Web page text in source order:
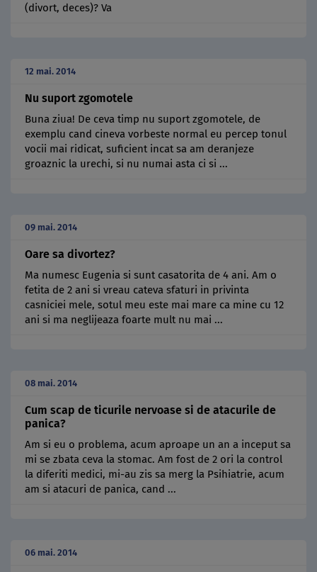
(divort, deces)? Va
12 mai. 2014
Nu suport zgomotele
Buna ziua! De ceva timp nu suport zgomotele, de
exemplu cand cineva vorbeste normal eu percep tonul
vocii mai ridicat, suficient incat sa am deranjeze
groaznic la urechi, si nu numai asta ci si ...
09 mai. 2014
Oare sa divortez?
Ma numesc Eugenia si sunt casatorita de 4 ani. Am o
fetita de 2 ani si vreau cateva sfaturi in privinta
casniciei mele, sotul meu este mai mare ca mine cu 12
ani si ma neglijeaza foarte mult nu mai ...
08 mai. 2014
Cum scap de ticurile nervoase si de atacurile de
panica?
Am si eu o problema, acum aproape un an a inceput sa
mi se zbata ceva la stomac. Am fost de 2 ori la control
la diferiti medici, mi-au zis sa merg la Psihiatrie, acum
am si atacuri de panica, cand ...
06 mai. 2014